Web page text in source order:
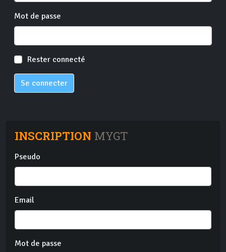
Mot de passe
Rester connecté
Se connecter
INSCRIPTION MYGT
Pseudo
Email
Mot de passe